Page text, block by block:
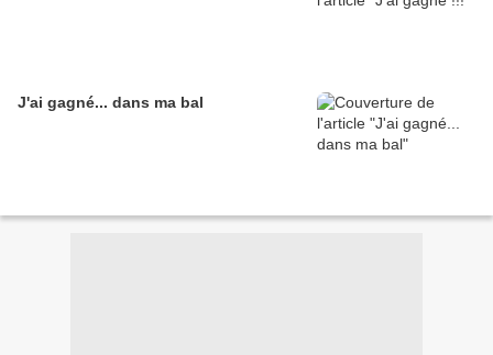
J'ai gagné... dans ma bal